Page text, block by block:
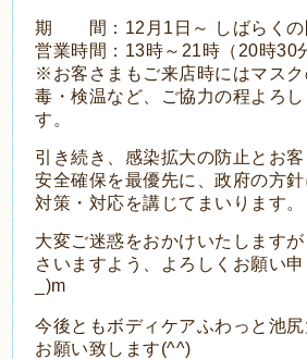
期 間：12月1日～ しばらくの
営業時間：13時～21時（20時30
※お客さまもご来店時にはマス
毒・検温など、ご協力の程よろ
す。
引き続き、感染拡大の防止とお
安全確保を最優先に、政府の方
対策・対応を講じてまいります。
大変ご迷惑をおかけいたします
さいますよう、よろしくお願い申
_)m
今後ともボディケアふわっと池尻
お願い致します(^^)